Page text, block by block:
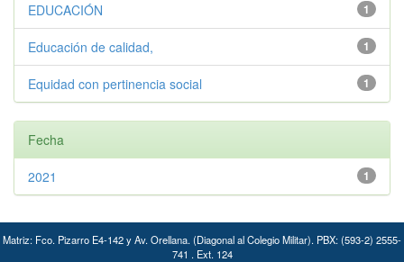
1
EDUCACIÓN
1
Educación de calidad,
1
Equidad con pertinencia social
Fecha
1
2021
Matriz: Fco. Pizarro E4-142 y Av. Orellana. (Diagonal al Colegio Militar). PBX: (593-2) 2555-
741 . Ext. 124